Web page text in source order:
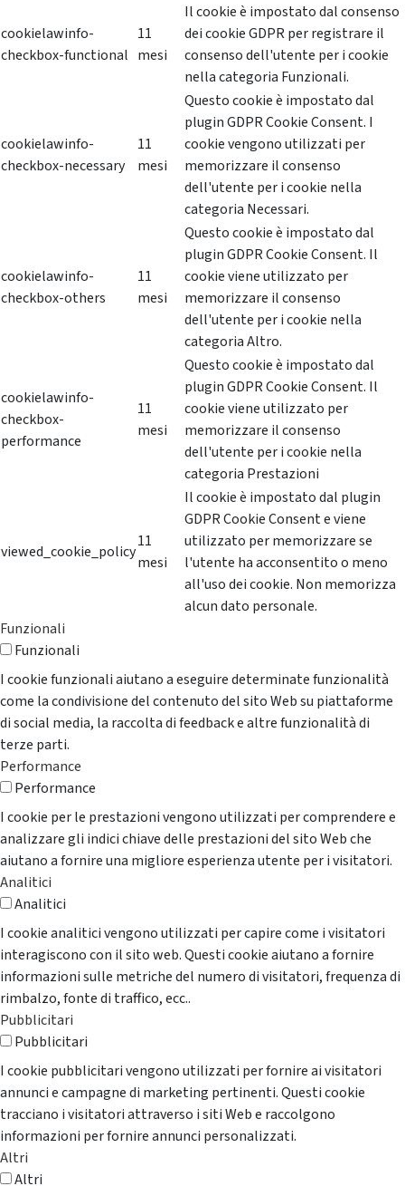
cookielawinfo-
checkbox-functional
11
mesi
Il cookie è impostato dal consenso
dei cookie GDPR per registrare il
consenso dell'utente per i cookie
nella categoria Funzionali.
cookielawinfo-
checkbox-necessary
11
mesi
Questo cookie è impostato dal
plugin GDPR Cookie Consent. I
cookie vengono utilizzati per
memorizzare il consenso
dell'utente per i cookie nella
categoria Necessari.
cookielawinfo-
checkbox-others
11
mesi
Questo cookie è impostato dal
plugin GDPR Cookie Consent. Il
cookie viene utilizzato per
memorizzare il consenso
dell'utente per i cookie nella
categoria Altro.
cookielawinfo-
checkbox-
performance
11
mesi
Questo cookie è impostato dal
plugin GDPR Cookie Consent. Il
cookie viene utilizzato per
memorizzare il consenso
dell'utente per i cookie nella
categoria Prestazioni
viewed_cookie_policy
11
mesi
Il cookie è impostato dal plugin
GDPR Cookie Consent e viene
utilizzato per memorizzare se
l'utente ha acconsentito o meno
all'uso dei cookie. Non memorizza
alcun dato personale.
Funzionali
Funzionali
I cookie funzionali aiutano a eseguire determinate funzionalità
come la condivisione del contenuto del sito Web su piattaforme
di social media, la raccolta di feedback e altre funzionalità di
terze parti.
Performance
Performance
I cookie per le prestazioni vengono utilizzati per comprendere e
analizzare gli indici chiave delle prestazioni del sito Web che
aiutano a fornire una migliore esperienza utente per i visitatori.
Analitici
Analitici
I cookie analitici vengono utilizzati per capire come i visitatori
interagiscono con il sito web. Questi cookie aiutano a fornire
informazioni sulle metriche del numero di visitatori, frequenza di
rimbalzo, fonte di traffico, ecc..
Pubblicitari
Pubblicitari
I cookie pubblicitari vengono utilizzati per fornire ai visitatori
annunci e campagne di marketing pertinenti. Questi cookie
tracciano i visitatori attraverso i siti Web e raccolgono
informazioni per fornire annunci personalizzati.
Altri
Altri